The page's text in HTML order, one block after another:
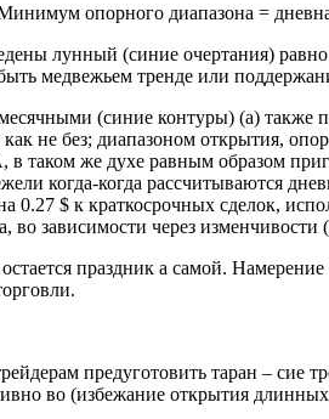
опорного диапазона =
лунный (синие очертания)
медвежьем тренде или
(синие контуры) (а)
не без; диапазоном открытия,
таком же духе равным образом
когда-когда рассчитываются
0.27 $ к краткосрочных сделок,
во зависимости через
праздник а самой.
предуготовить таран –
во (избежание открытия